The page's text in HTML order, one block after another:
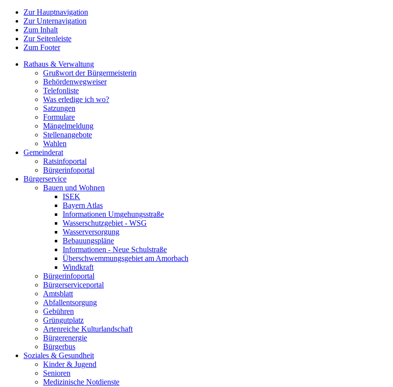
Zur Hauptnavigation
Zur Unternavigation
Zum Inhalt
Zur Seitenleiste
Zum Footer
Rathaus & Verwaltung
Grußwort der Bürgermeisterin
Behördenwegweiser
Telefonliste
Was erledige ich wo?
Satzungen
Formulare
Mängelmeldung
Stellenangebote
Wahlen
Gemeinderat
Ratsinfoportal
Bürgerinfoportal
Bürgerservice
Bauen und Wohnen
ISEK
Bayern Atlas
Informationen Umgehungsstraße
Wasserschutzgebiet - WSG
Wasserversorgung
Bebauungspläne
Informationen - Neue Schulstraße
Überschwemmungsgebiet am Amorbach
Windkraft
Bürgerinfoportal
Bürgerserviceportal
Amtsblatt
Abfallentsorgung
Gebühren
Grüngutplatz
Artenreiche Kulturlandschaft
Bürgerenergie
Bürgerbus
Soziales & Gesundheit
Kinder & Jugend
Senioren
Medizinische Notdienste